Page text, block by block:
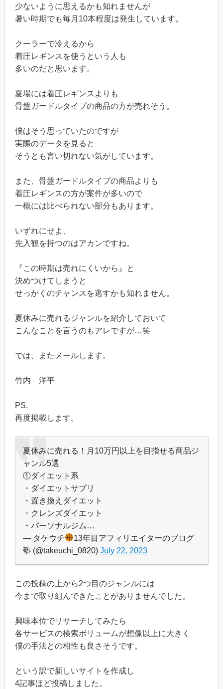
少ないように思えるかも知れませんが
暑い時期でも毎月10本程度は発生しています。
クーラーで冷えるから
着圧レギンスを使うという人も
多いのだと思います。
夏場には着圧レギンスよりも
骨盤ガードルタイプの商品の方が売れそう。
僕はそう思っていたのですが
実際のデータを見ると
そうとも言い切れない気がしています。
また、骨盤ガードルタイプの商品よりも
着圧レギンスの方が案件が多いので
一概には比べられない部分もあります。
いずれにせよ、
先入観を持つのはアカンですね。
『この時期は売れにくいから』と
決めつけてしまうと
せっかくのチャンスを逃すかも知れません。
夏休みに売れるジャンルを紹介しておいて
こんなことを言うのもアレですが…笑
では、またメールします。
竹内 洋平
PS.
再度掲載します。
夏休みに売れる！月10万円以上を目指せる商品ジ
ャンル5選
①ダイエット系
・ダイエットサプリ
・置き換えダイエット
・クレンズダイエット
・パーソナルジム…
— タケウチ
13年目アフィリエイターのブログ
塾 (@takeuchi_0820) July 22, 2023
この投稿の上から2つ目のジャンルには
今まで取り組んできたことがありませんでした。
興味本位でリサーチしてみたら
各サービスの検索ボリュームが想像以上に大きく
僕の手法との相性も良さそうです。
という訳で新しいサイトを作成し
4記事ほど投稿しました。